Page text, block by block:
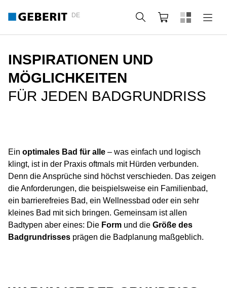
DE Suche Webshop
INSPIRATIONEN UND
MÖGLICHKEITEN
FÜR JEDEN BADGRUNDRISS
Ein optimales Bad für alle – was einfach und logisch
klingt, ist in der Praxis oftmals mit Hürden verbunden.
Denn die Ansprüche sind höchst verschieden. Das zeigen
die Anforderungen, die beispielsweise ein Familienbad,
ein barrierefreies Bad, ein Wellnessbad oder ein sehr
kleines Bad mit sich bringen. Gemeinsam ist allen
Badtypen aber eines: Die Form und die Größe des
Badgrundrisses prägen die Badplanung maßgeblich.